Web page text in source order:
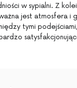
w sypialni. Z
jest atmosfera i
tymi